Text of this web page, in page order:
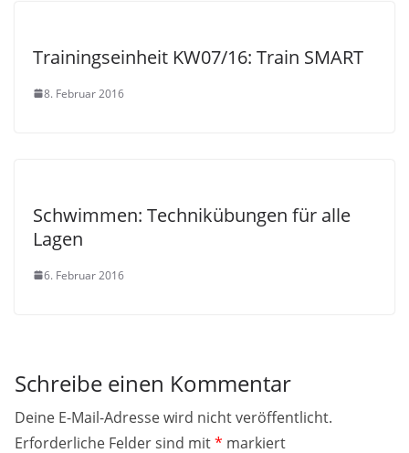
Trainingseinheit KW07/16: Train SMART
8. Februar 2016
Schwimmen: Technikübungen für alle
Lagen
6. Februar 2016
Schreibe einen Kommentar
Deine E-Mail-Adresse wird nicht veröffentlicht.
Erforderliche Felder sind mit* markiert